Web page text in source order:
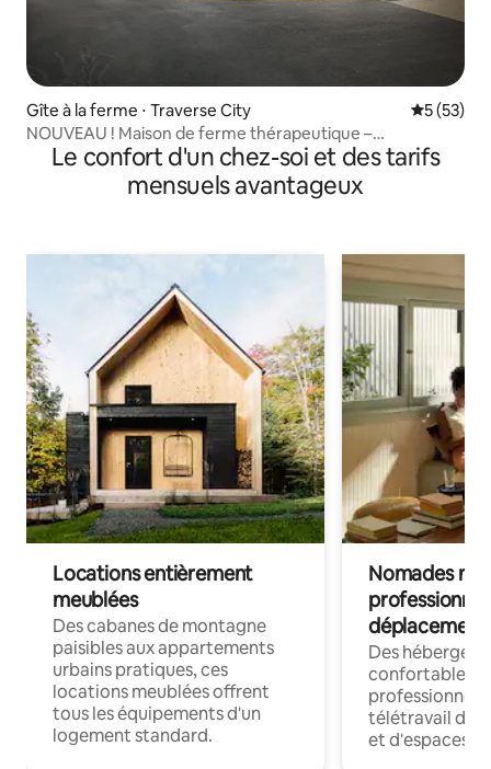
Gîte à la ferme ⋅ Traverse City
5 (53)
NOUVEAU ! Maison de ferme thérapeutique –
lac/piscine/jacuzzi/kayaks/climatisation
Le confort d'un chez-soi et des tarifs
mensuels avantageux
Locations entièrement
meublées
Des cabanes de montagne
paisibles aux appartements
urbains pratiques, ces
locations meublées offrent
tous les équipements d'un
logement standard.
Nomades
déplacement
Des
confortables
professionnels
télétravail
et d'espaces